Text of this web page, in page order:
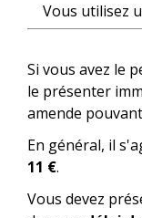
Vous utilisez
Si vous avez le
le présenter
amende
En général, il
11 €.
Vous devez